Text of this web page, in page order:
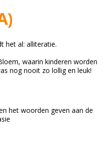
het al: alliteratie.
waarin kinderen worden
nog nooit zo lollig en leuk!
het woorden geven aan de